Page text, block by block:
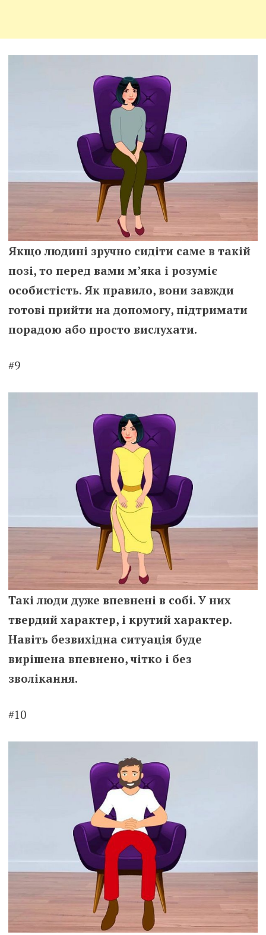
Якщо людині зручно сидіти саме в такій
позі, то перед вами м’яка і розуміє
особистість. Як правило, вони завжди
готові прийти на допомогу, підтримати
порадою або просто вислухати.
#9
Такі люди дуже впевнені в собі. У них
твердий характер, і крутий характер.
Навіть безвихідна ситуація буде
вирішена впевнено, чітко і без
зволікання.
#10